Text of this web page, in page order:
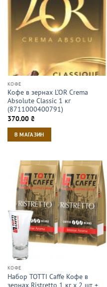
КОФЕ
Кофе в зернах L’OR Crema
Absolute Classic 1 кг
(8711000400791)
370.00 ₴
В МАГАЗИН
КОФЕ
Набор TOTTI Caffe Кофе в
зернах Ristrettо 1 кг х 2 шт +